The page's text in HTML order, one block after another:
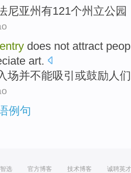
尼亚州有121个州立公
entry does not attract
art.
场并不能吸引 或鼓励 人们
例句
选 官方博客 技术博客 诚聘英才